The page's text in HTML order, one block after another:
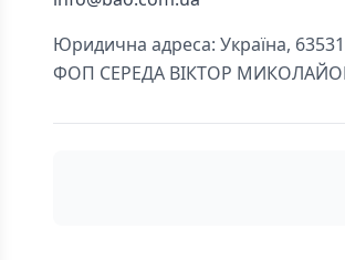
Юридична адреса: Україна,
ФОП СЕРЕДА ВІКТОР